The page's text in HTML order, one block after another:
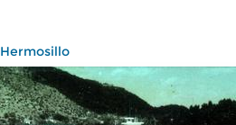
Hermosillo